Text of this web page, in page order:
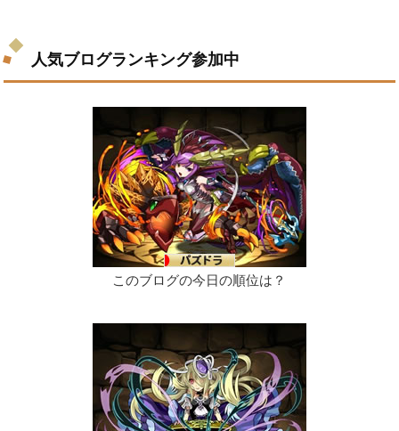
人気ブログランキング参加中
このブログの今日の順位は？